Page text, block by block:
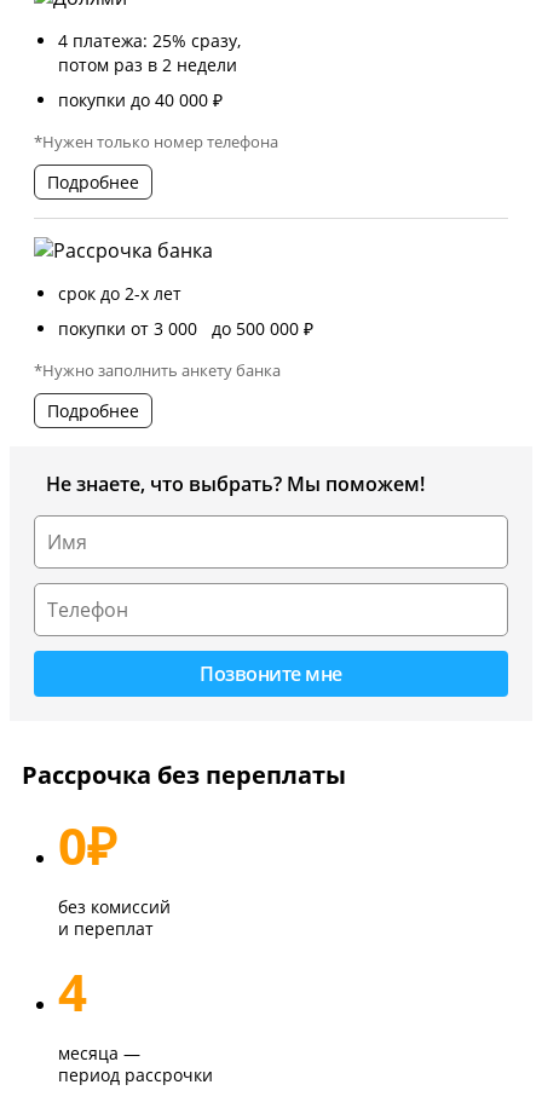
4 платежа: 25% сразу,
потом раз в 2 недели
покупки до 40 000 ₽
*Нужен только номер телефона
Подробнее
срок до 2-х лет
покупки от 3 000 до 500 000 ₽
*Нужно заполнить анкету банка
Подробнее
Не знаете, что выбрать? Мы поможем!
Рассрочка без переплаты
0₽
без комиссий
и переплат
4
месяца —
период рассрочки